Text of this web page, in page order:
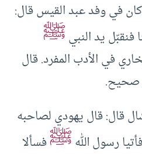
في وفد عبد القيس قال:
فنقبّل يد النبيﷺ
في الأدب المفرد. قال
صحيح.
قال: قال يهودي لصاحبه
رسول اللهﷺفسألا